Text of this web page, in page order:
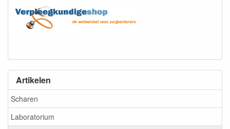
Artikelen
Scharen
Laboratorium